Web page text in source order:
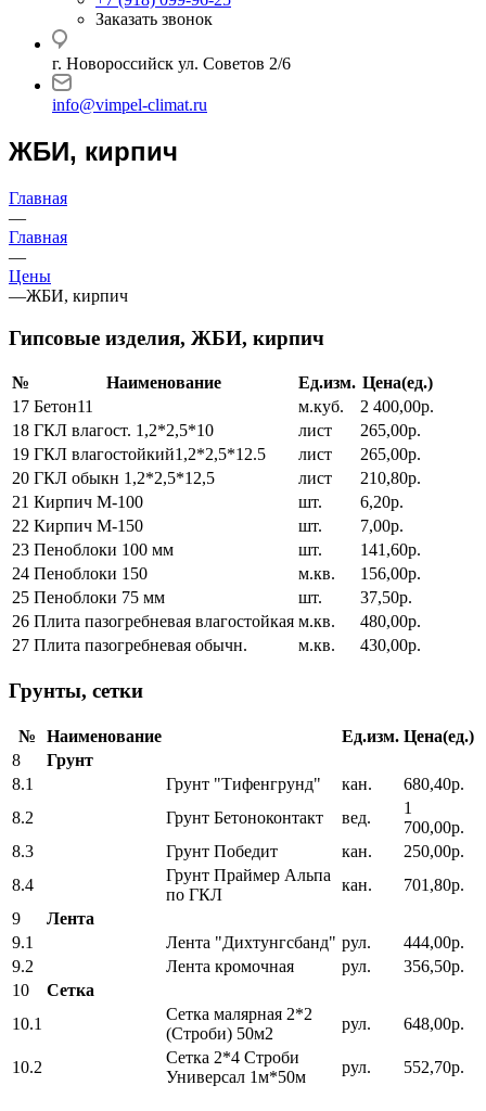
Заказать звонок
г. Новороссийск ул. Советов 2/6
info@vimpel-climat.ru
ЖБИ, кирпич
Главная
—
Главная
—
Цены
—ЖБИ, кирпич
Гипсовые изделия, ЖБИ, кирпич
№ Наименование Ед.изм. Цена(ед.)
17 Бетон11 м.куб.
2 400,00р.
18 ГКЛ влагост. 1,2*2,5*10 лист
265,00р.
19 ГКЛ влагостойкий1,2*2,5*12.5 лист
265,00р.
20 ГКЛ обыкн 1,2*2,5*12,5 лист
210,80р.
21 Кирпич М-100 шт.
6,20р.
22 Кирпич М-150 шт.
7,00р.
23 Пеноблоки 100 мм шт.
141,60р.
24 Пеноблоки 150 м.кв.
156,00р.
25 Пеноблоки 75 мм шт.
37,50р.
26 Плита пазогребневая влагостойкая м.кв.
480,00р.
27 Плита пазогребневая обычн. м.кв. 430,00р.
Грунты, сетки
№ Наименование Ед.изм. Цена(ед.)
8
Грунт
8.1
Грунт "Тифенгрунд" кан.
680,40р.
8.2
Грунт Бетоноконтакт вед.
1
700,00р.
8.3
Грунт Победит кан.
250,00р.
8.4
Грунт Праймер Альпа
по ГКЛ
кан.
701,80р.
9
Лента
9.1
Лента "Дихтунгсбанд" рул.
444,00р.
9.2
Лента кромочная рул.
356,50р.
10
Сетка
10.1
Сетка малярная 2*2
(Строби) 50м2
рул. 648,00р.
10.2
Сетка 2*4 Строби
Универсал 1м*50м
рул. 552,70р.